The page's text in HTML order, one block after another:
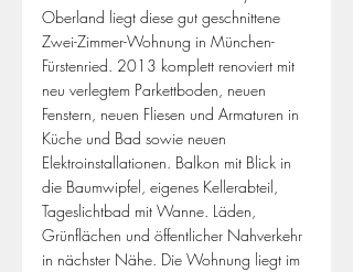
Oberland liegt diese gut geschnittene
Zwei-Zimmer-Wohnung in München-
Fürstenried. 2013 komplett renoviert mit
neu verlegtem Parkettboden, neuen
Fenstern, neuen Fliesen und Armaturen in
Küche und Bad sowie neuen
Elektroinstallationen. Balkon mit Blick in
die Baumwipfel, eigenes Kellerabteil,
Tageslichtbad mit Wanne. Läden,
Grünflächen und öffentlicher Nahverkehr
in nächster Nähe. Die Wohnung liegt im